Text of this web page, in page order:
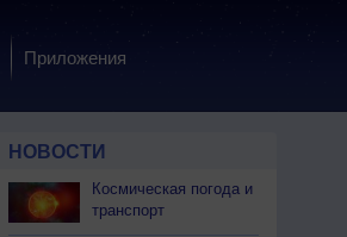
Приложения
НОВОСТИ
Космическая погода и
транспорт